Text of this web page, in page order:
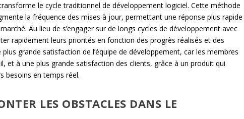
le cycle traditionnel de développement logiciel. Cette méthode
la fréquence des mises à jour, permettant une réponse plus rapide
Au lieu de s’engager sur de longs cycles de développement avec
rapidement leurs priorités en fonction des progrès réalisés et des
grande satisfaction de l’équipe de développement, car les membres
et à une plus grande satisfaction des clients, grâce à un produit qui
besoins en temps réel.
LES OBSTACLES DANS LE